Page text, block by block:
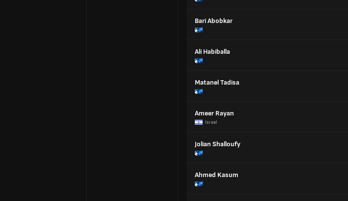
Bari Abobkar
Ali Habiballa
Matanel Tadisa
Ameer Rayan
Israel
Jolian Shalloufy
Ahmed Kasum